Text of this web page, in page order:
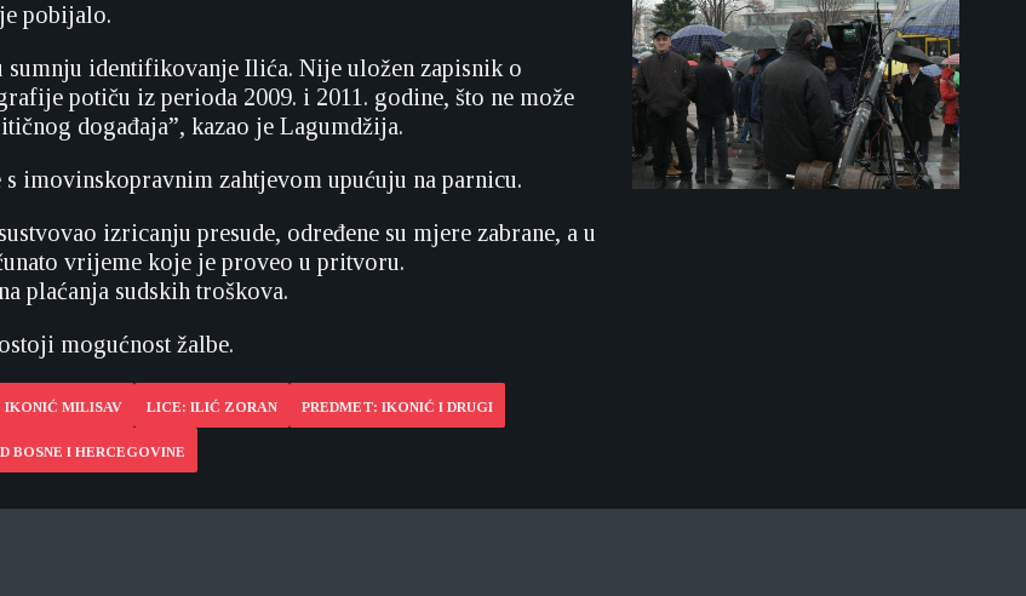
pobijalo.
sumnju identifikovanje Ilića. Nije uložen zapisnik o
potiču iz perioda 2009. i 2011. godine, što ne može
događaja”, kazao je Lagumdžija.
s imovinskopravnim zahtjevom upućuju na parnicu.
izricanju presude, određene su mjere zabrane, a u
vrijeme koje je proveo u pritvoru.
plaćanja sudskih troškova.
mogućnost žalbe.
IKONIĆ MILISAV LICE: ILIĆ ZORAN PREDMET: IKONIĆ I DRUGI
BOSNE I HERCEGOVINE